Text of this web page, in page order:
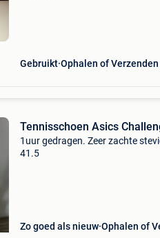
Gebruikt Ophalen of Verzenden
Tennisschoen Asics
1uur gedragen. Zeer zachte
41.5
Zo goed als nieuw Ophalen of